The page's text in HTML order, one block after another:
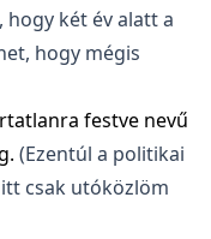
hogy két év alatt a
hogy mégis
festve nevű
(Ezentúl a politikai
csak utóközlöm